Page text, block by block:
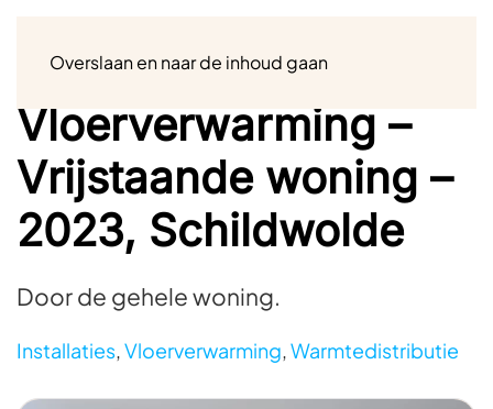
Overslaan en naar de inhoud gaan
Vloerverwarming –
Vrijstaande woning –
2023, Schildwolde
Door de gehele woning.
Installaties,Vloerverwarming,Warmtedistributie